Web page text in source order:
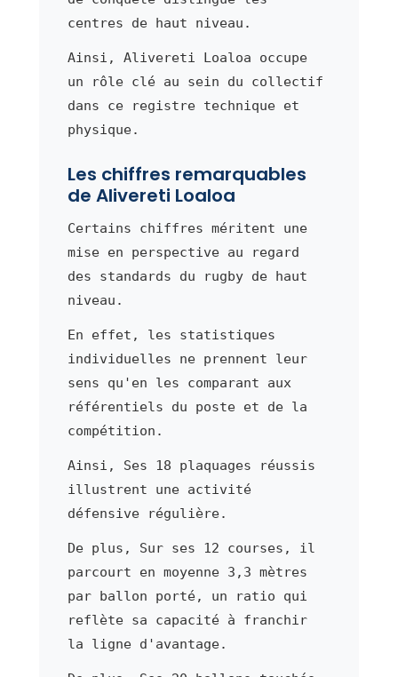
centres de haut niveau.
Ainsi, Alivereti Loaloa occupe
un rôle clé au sein du collectif
dans ce registre technique et
physique.
Les chiffres remarquables
de Alivereti Loaloa
Certains chiffres méritent une
mise en perspective au regard
des standards du rugby de haut
niveau.
En effet, les statistiques
individuelles ne prennent leur
sens qu'en les comparant aux
référentiels du poste et de la
compétition.
Ainsi, Ses 18 plaquages réussis
illustrent une activité
défensive régulière.
De plus, Sur ses 12 courses, il
parcourt en moyenne 3,3 mètres
par ballon porté, un ratio qui
reflète sa capacité à franchir
la ligne d'avantage.